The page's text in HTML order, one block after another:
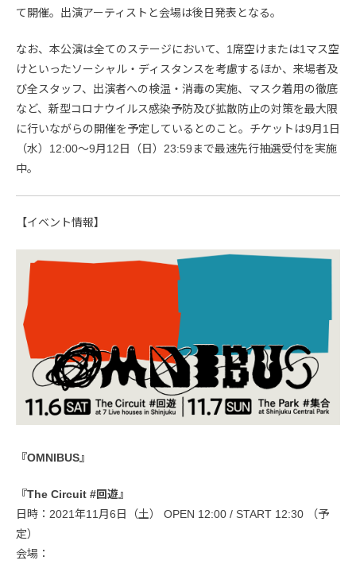
て開催。出演アーティストと会場は後日発表となる。
なお、本公演は全てのステージにおいて、1席空けまたは1マス空
けといったソーシャル・ディスタンスを考慮するほか、来場者及
び全スタッフ、出演者への検温・消毒の実施、マスク着用の徹底
など、新型コロナウイルス感染予防及び拡散防止の対策を最大限
に行いながらの開催を予定しているとのこと。チケットは9月1日
（水）12:00〜9月12日（日）23:59まで最速先行抽選受付を実施
中。
【イベント情報】
『OMNIBUS』
『The Circuit #回遊』
日時：2021年11月6日（土） OPEN 12:00 / START 12:30 （予
定）
会場：